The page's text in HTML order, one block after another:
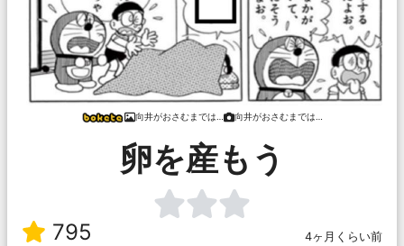
向井がおさむまでは… 向井がおさむまでは…
卵を産もう
795 4ヶ月くらい前